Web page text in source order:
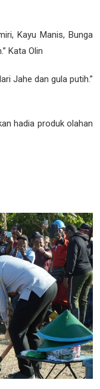
Kayu Manis, Bunga
Kata Olin
Jahe dan gula putih.”
hadia produk olahan